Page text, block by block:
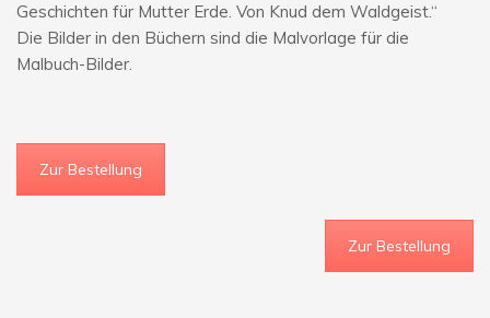
Geschichten für Mutter Erde. Von Knud dem Waldgeist.“
Die Bilder in den Büchern sind die Malvorlage für die
Malbuch-Bilder.
Zur Bestellung
Zur Bestellung